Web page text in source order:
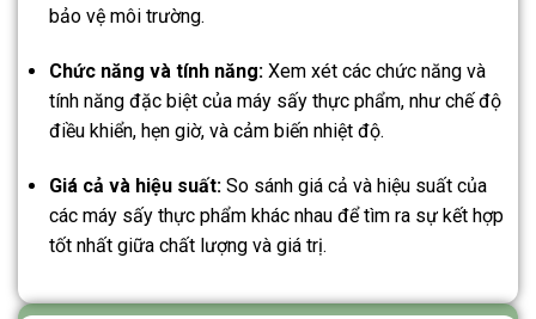
bảo vệ môi trường.
Chức năng và tính năng:Xem xét các chức năng và
tính năng đặc biệt của máy sấy thực phẩm, như chế độ
điều khiển, hẹn giờ, và cảm biến nhiệt độ.
Giá cả và hiệu suất:So sánh giá cả và hiệu suất của
các máy sấy thực phẩm khác nhau để tìm ra sự kết hợp
tốt nhất giữa chất lượng và giá trị.